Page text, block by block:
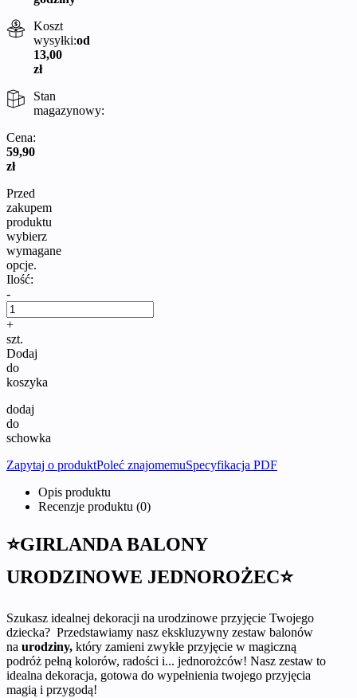
Koszt
wysyłki:od
13,00
zł
Stan
magazynowy:
Cena:
59,90
zł
Przed
zakupem
produktu
wybierz
wymagane
opcje.
Ilość:
-
+
szt.
Dodaj
do
koszyka
dodaj
do
schowka
Zapytaj o produktPoleć znajomemuSpecyfikacja PDF
Opis produktu
Recenzje produktu (0)
⭐GIRLANDA BALONY
URODZINOWE JEDNOROŻEC⭐
Szukasz idealnej dekoracji na urodzinowe przyjęcie Twojego
dziecka? Przedstawiamy nasz ekskluzywny zestaw balonów
na urodziny, który zamieni zwykłe przyjęcie w magiczną
podróż pełną kolorów, radości i... jednorożców! Nasz zestaw to
idealna dekoracja, gotowa do wypełnienia twojego przyjęcia
magią i przygodą!